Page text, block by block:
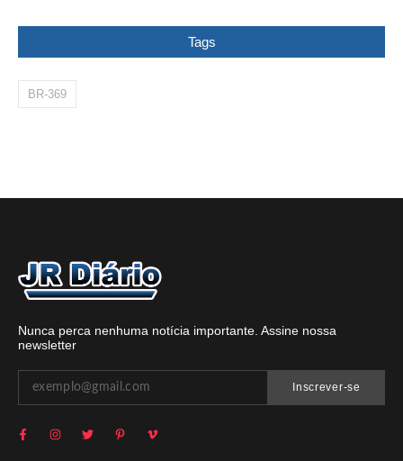
Tags
BR-369
Nunca perca nenhuma notícia importante. Assine nossa
newsletter
Inscrever-se